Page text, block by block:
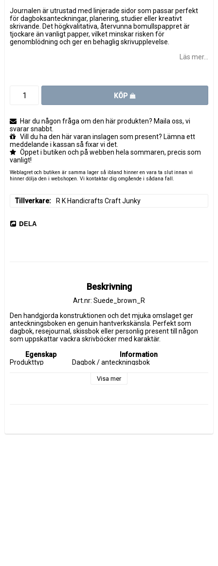
Journalen är utrustad med linjerade sidor som passar perfekt
för dagboksanteckningar, planering, studier eller kreativt
skrivande. Det högkvalitativa, återvunna bomullspappret är
tjockare än vanligt papper, vilket minskar risken för
genomblödning och ger en behaglig skrivupplevelse.
Läs mer...
KÖP
Har du någon fråga om den här produkten? Maila oss, vi
svarar snabbt.
Vill du ha den här varan inslagen som present? Lämna ett
meddelande i kassan så fixar vi det.
Öppet i butiken och på webben hela sommaren, precis som
vanligt!
Weblagret och butiken är samma lager så ibland hinner en vara ta slut innan vi
hinner dölja den i webshopen. Vi kontaktar dig omgående i sådana fall.
Tillverkare R K Handicrafts Craft Junky
DELA
Beskrivning
Art.nr: Suede_brown_R
Den handgjorda konstruktionen och det mjuka omslaget ger
anteckningsboken en genuin hantverkskänsla. Perfekt som
dagbok, resejournal, skissbok eller personlig present till någon
som uppskattar vackra skrivböcker med karaktär.
Egenskap
Information
Produkttyp
Dagbok / anteckningsbok
Mjukt omslag
PappersegenskaperSyrafritt och tjockt kvalitetspapper
Visa mer